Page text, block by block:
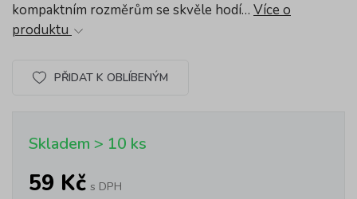
kompaktním rozměrům se skvěle hodí… Více o
produktu
PŘIDAT K OBLÍBENÝM
Skladem > 10 ks
59 Kč s DPH